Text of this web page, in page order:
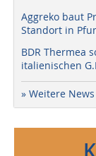
Aggreko baut
Standort in
BDR Thermea
italienischen
» Weitere News